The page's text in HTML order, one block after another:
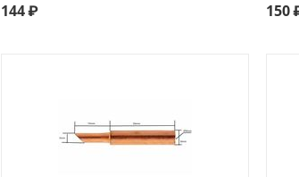
144₽ 150